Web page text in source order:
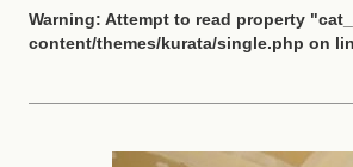
Warning: Attempt to read property
content/themes/kurata/single.php on